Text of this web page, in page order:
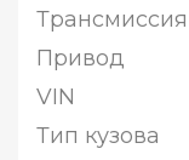
Трансмиссия
Привод
VIN
Тип кузова